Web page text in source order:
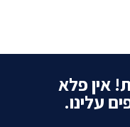
אין פלא
עלינו.